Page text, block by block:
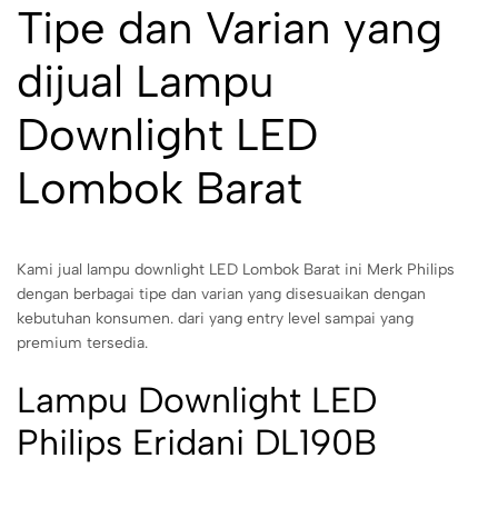
Tipe dan Varian yang
dijual Lampu
Downlight LED
Lombok Barat
Kami jual lampu downlight LED Lombok Barat ini Merk Philips
dengan berbagai tipe dan varian yang disesuaikan dengan
kebutuhan konsumen. dari yang entry level sampai yang
premium tersedia.
Lampu Downlight LED
Philips Eridani DL190B